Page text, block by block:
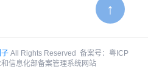
↑
All Rights Reserved 备案号： 粤ICP
信息化部备案管理系统网站